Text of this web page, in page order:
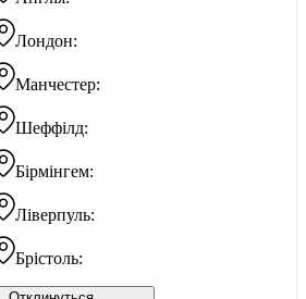
Лондон:
Манчестер:
Шеффілд:
Бірмінгем:
Ліверпуль:
Брістоль: